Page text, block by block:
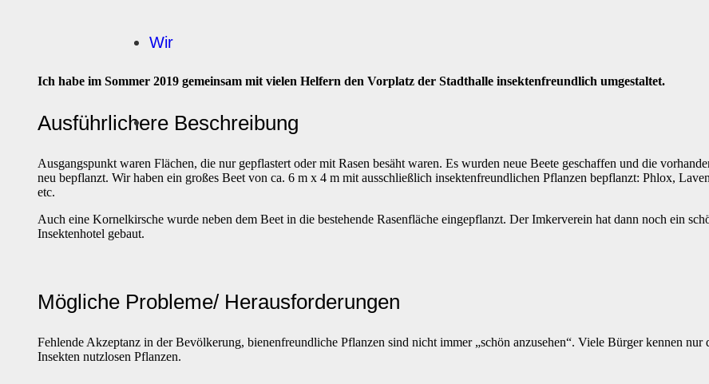
Wir
Ich habe im Sommer 2019 gemeinsam mit vielen Helfern den Vorplatz der Stadthalle insektenfreundlich umgestaltet.
Ausführlichere Beschreibung
Ausgangspunkt waren Flächen, die nur gepflastert oder mit Rasen besäht waren. Es wurden neue Beete geschaffen und die
neu bepflanzt. Wir haben ein großes Beet von ca. 6 m x 4 m mit ausschließlich insektenfreundlichen Pflanzen bepflanzt: Phlox,
etc.
Auch eine Kornelkirsche wurde neben dem Beet in die bestehende Rasenfläche eingepflanzt. Der Imkerverein hat dann noch ein
Insektenhotel gebaut.
Mögliche Probleme/ Herausforderungen
Fehlende Akzeptanz in der Bevölkerung, bienenfreundliche Pflanzen sind nicht immer „schön anzusehen“. Viele Bürger kennen nur
Insekten nutzlosen Pflanzen.